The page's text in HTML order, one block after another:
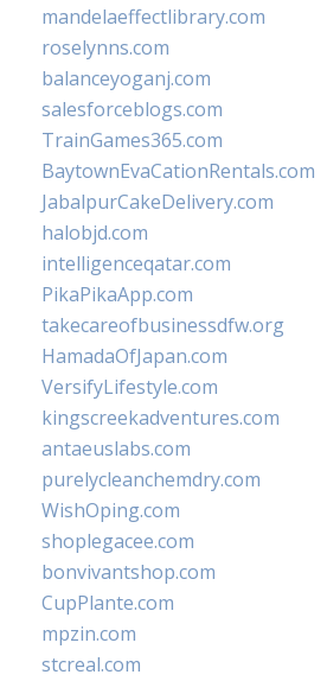
mandelaeffectlibrary.com
roselynns.com
balanceyoganj.com
salesforceblogs.com
TrainGames365.com
BaytownEvaCationRentals.com
JabalpurCakeDelivery.com
halobjd.com
intelligenceqatar.com
PikaPikaApp.com
takecareofbusinessdfw.org
HamadaOfJapan.com
VersifyLifestyle.com
kingscreekadventures.com
antaeuslabs.com
purelycleanchemdry.com
WishOping.com
shoplegacee.com
bonvivantshop.com
CupPlante.com
mpzin.com
stcreal.com